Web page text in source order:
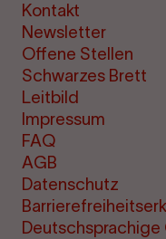
Kontakt
Newsletter
Offene Stellen
Schwarzes Brett
Leitbild
Impressum
FAQ
AGB
Datenschutz